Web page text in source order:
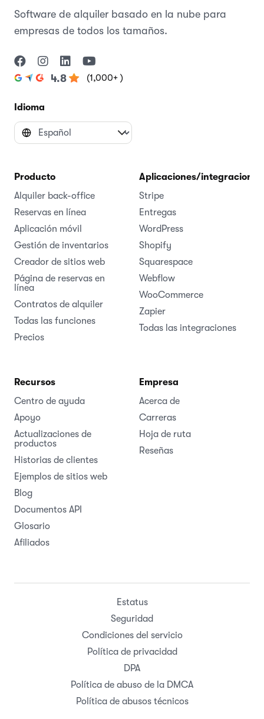
Software de alquiler basado en la nube para
empresas de todos los tamaños.
4.8 (1,000+ )
Idioma
Producto
Alquiler back-office
Reservas en línea
Aplicación móvil
Gestión de inventarios
Creador de sitios web
Página de reservas en
línea
Contratos de alquiler
Todas las funciones
Precios
Aplicaciones/integraciones
Stripe
Entregas
WordPress
Shopify
Squarespace
Webflow
WooCommerce
Zapier
Todas las integraciones
Recursos
Centro de ayuda
Apoyo
Actualizaciones de
productos
Historias de clientes
Ejemplos de sitios web
Blog
Documentos API
Glosario
Afiliados
Empresa
Acerca de
Carreras
Hoja de ruta
Reseñas
Estatus
Seguridad
Condiciones del servicio
Política de privacidad
DPA
Política de abuso de la DMCA
Política de abusos técnicos